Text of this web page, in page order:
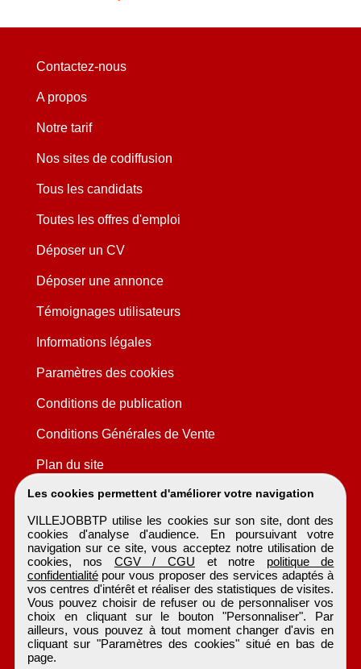
Les cookies permettent d'améliorer votre navigation
VILLEJOBBTP utilise les cookies sur son site, dont des
cookies d'analyse d'audience. En poursuivant votre
navigation sur ce site, vous acceptez notre utilisation de
cookies, nos CGV / CGU et notre politique de
confidentialitépour vous proposer des services adaptés à
vos centres d'intérêt et réaliser des statistiques de visites.
Vous pouvez choisir de refuser ou de personnaliser vos
choix en cliquant sur le bouton "Personnaliser". Par
ailleurs, vous pouvez à tout moment changer d'avis en
cliquant sur "Paramètres des cookies" situé en bas de
page.
Contactez-nous
A propos
Notre tarif
Nos sites de codiffusion
Tous les candidats
Toutes les offres d'emploi
Déposer un CV
Déposer une annonce
Témoignages utilisateurs
Informations légales
Paramètres des cookies
Conditions de publication
Conditions Générales de Vente
Plan du site